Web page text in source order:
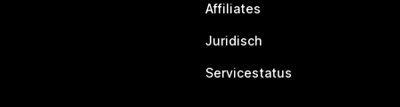
Affiliates
Juridisch
Servicestatus